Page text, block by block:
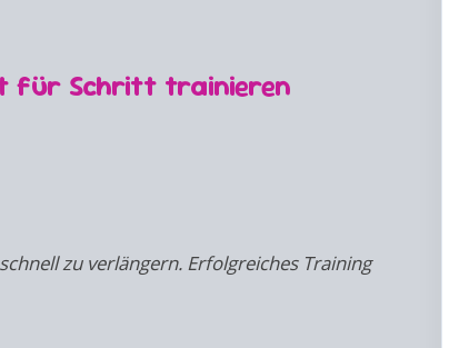
für Schritt trainieren
zu verlängern. Erfolgreiches Training